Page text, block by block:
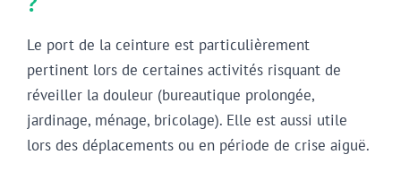
Le port de la ceinture est particulièrement
pertinent lors de certaines activités risquant de
réveiller la douleur (bureautique prolongée,
jardinage, ménage, bricolage). Elle est aussi utile
lors des déplacements ou en période de crise aiguë.